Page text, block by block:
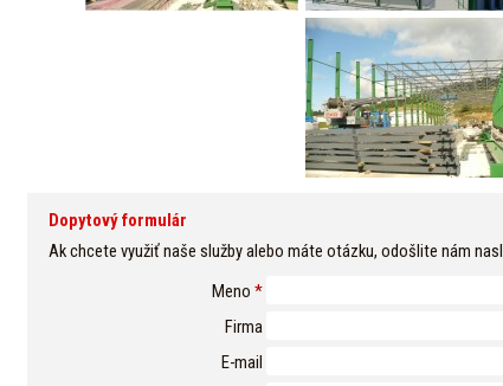
Dopytový formulár
Ak chcete využiť naše služby alebo máte otázku, odošlite nám
Meno *
Firma
E-mail